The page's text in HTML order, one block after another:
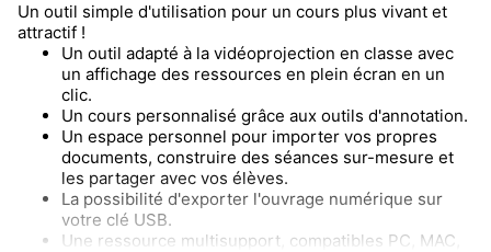
Un outil simple d'utilisation pour un cours plus vivant et
attractif !
Un outil adapté à la vidéoprojection en classe avec
un affichage des ressources en plein écran en un
clic.
Un cours personnalisé grâce aux outils d'annotation.
Un espace personnel pour importer vos propres
documents, construire des séances sur-mesure et
les partager avec vos élèves.
La possibilité d'exporter l'ouvrage numérique sur
votre clé USB.
Une ressource multisupport, compatibles PC, MAC,